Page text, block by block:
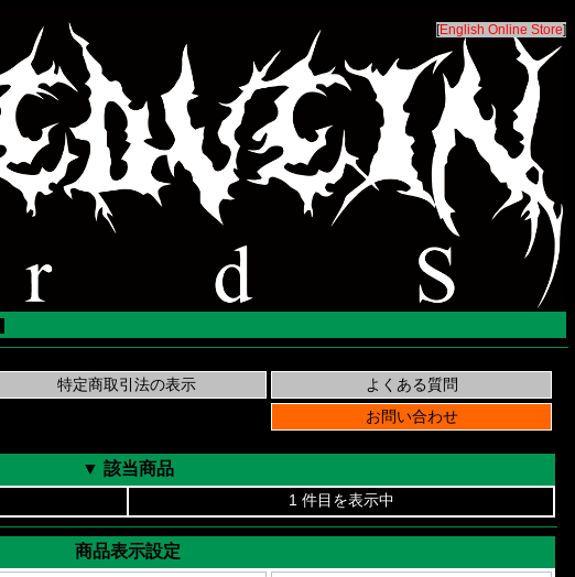
[English Online Store]
▼ 該当商品
1 件目を表示中
商品表示設定